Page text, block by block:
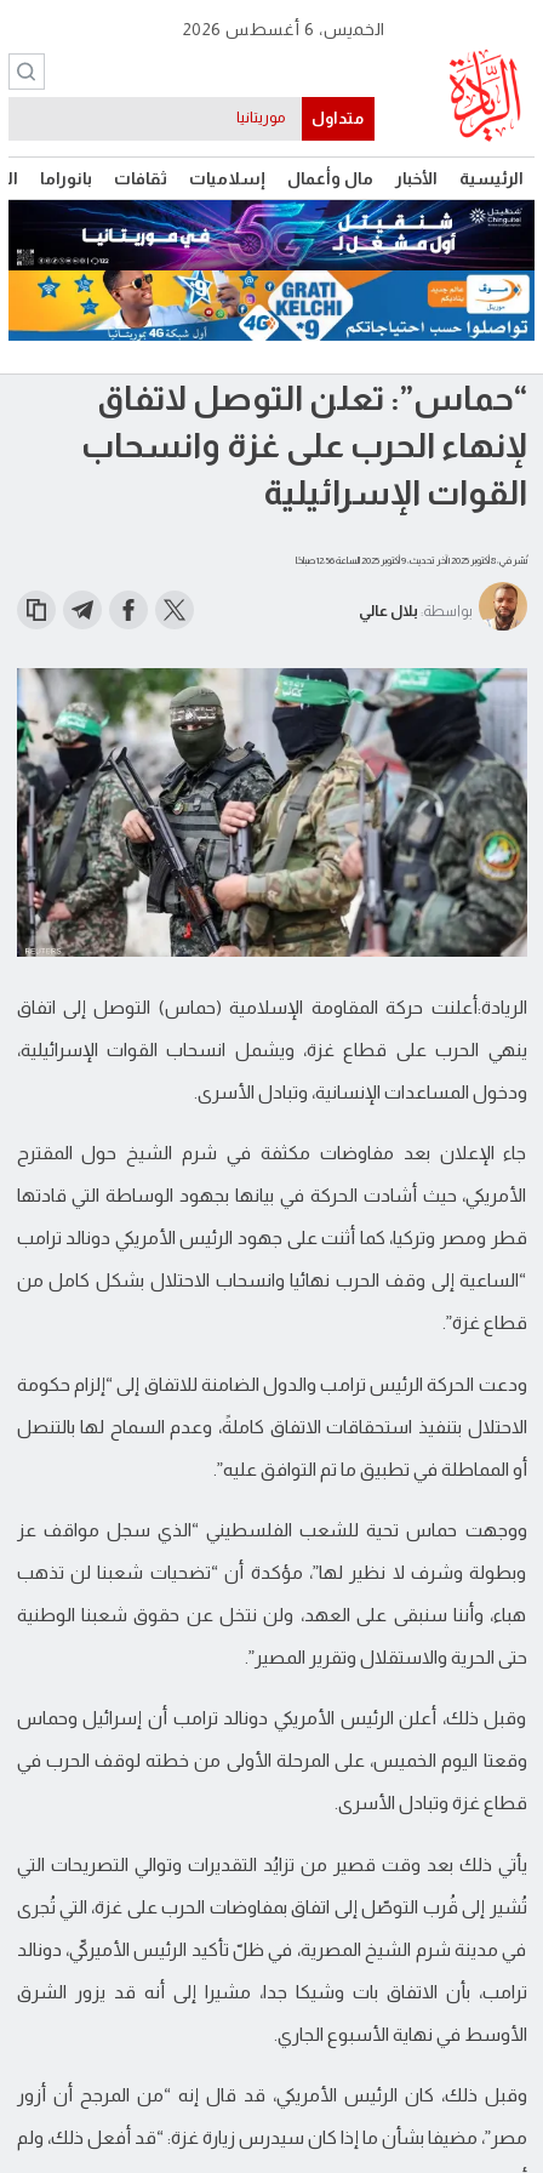
الرئيسية الأخبار مال وأعمال إسلاميات ثقافات بانوراما
الخميس، 6 أغسطس 2026
متداول موريتانيا
“حماس”: تعلن التوصل لاتفاق
لإنهاء الحرب على غزة وانسحاب
القوات الإسرائيلية
نُشر في: 8 أكتوبر 2025 | آخر تحديث: 9 أكتوبر 2025 الساعة 12:56 صباحًا
بواسطة: بلال عالي
الريادة:أعلنت حركة المقاومة الإسلامية (حماس) التوصل إلى اتفاق
ينهي الحرب على قطاع غزة، ويشمل انسحاب القوات الإسرائيلية،
ودخول المساعدات الإنسانية، وتبادل الأسرى.
جاء الإعلان بعد مفاوضات مكثفة في شرم الشيخ حول المقترح
الأمريكي، حيث أشادت الحركة في بيانها بجهود الوساطة التي قادتها
قطر ومصر وتركيا، كما أثنت على جهود الرئيس الأمريكي دونالد ترامب
“الساعية إلى وقف الحرب نهائيا وانسحاب الاحتلال بشكل كامل من
قطاع غزة”.
ودعت الحركة الرئيس ترامب والدول الضامنة للاتفاق إلى “إلزام حكومة
الاحتلال بتنفيذ استحقاقات الاتفاق كاملةً، وعدم السماح لها بالتنصل
أو المماطلة في تطبيق ما تم التوافق عليه”.
ووجهت حماس تحية للشعب الفلسطيني “الذي سجل مواقف عز
وبطولة وشرف لا نظير لها”، مؤكدة أن “تضحيات شعبنا لن تذهب
هباء، وأننا سنبقى على العهد، ولن نتخل عن حقوق شعبنا الوطنية
حتى الحرية والاستقلال وتقرير المصير”.
وقبل ذلك، أعلن الرئيس الأمريكي دونالد ترامب أن إسرائيل وحماس
وقعتا اليوم الخميس، على المرحلة الأولى من خطته لوقف الحرب في
قطاع غزة وتبادل الأسرى.
يأتي ذلك بعد وقت قصير من تزايُد التقديرات وتوالي التصريحات التي
تُشير إلى قُرب التوصّل إلى اتفاق بمفاوضات الحرب على غزة، التي تُجرى
في مدينة شرم الشيخ المصرية، في ظلّ تأكيد الرئيس الأميركيّ، دونالد
ترامب، بأن الاتفاق بات وشيكا جدا، مشيرا إلى أنه قد يزور الشرق
الأوسط في نهاية الأسبوع الجاري.
وقبل ذلك، كان الرئيس الأمريكي، قد قال إنه “من المرجح أن أزور
مصر”، مضيفا بشأن ما إذا كان سيدرس زيارة غزة: “قد أفعل ذلك، ولم